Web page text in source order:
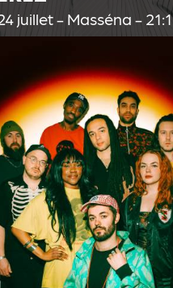
juillet- Masséna -